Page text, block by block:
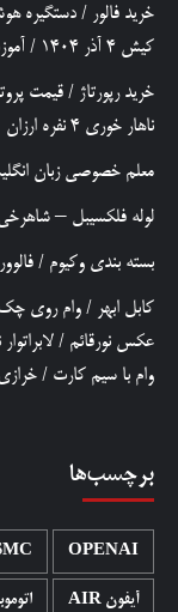
خرید فالور / دستگیره
کیش 4 آذر 1404
/
خرید رپورتاژ / قیمت
ناهار خوری 4 نفره ارزان
معلم خصوصی زبان
لوله فلکسیبل –
بسته بندی وکیوم /
کابل ابهر / وام روی
عکس نورقائم /
وام با سیم کارت /
برچسب‌ها
OPENAI
آیفون AIR